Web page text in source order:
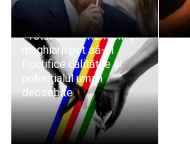
Klaus Iohannis, de Ziua
Maghiarilor de
Pretutindeni: Românii şi
maghiarii pot să-şi
fructifice calitățile şi
potenţialul uman
deosebite